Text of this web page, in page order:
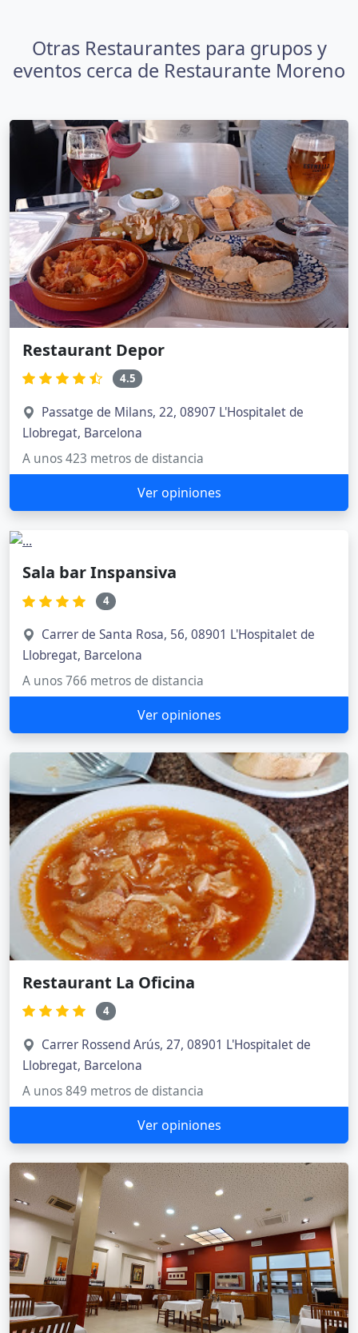
Otras Restaurantes para grupos y
eventos cerca de Restaurante Moreno
Restaurant Depor
4.5
Passatge de Milans, 22, 08907 L'Hospitalet de
Llobregat, Barcelona
A unos 423 metros de distancia
Ver opiniones
Sala bar Inspansiva
4
Carrer de Santa Rosa, 56, 08901 L'Hospitalet de
Llobregat, Barcelona
A unos 766 metros de distancia
Ver opiniones
Restaurant La Oficina
4
Carrer Rossend Arús, 27, 08901 L'Hospitalet de
Llobregat, Barcelona
A unos 849 metros de distancia
Ver opiniones